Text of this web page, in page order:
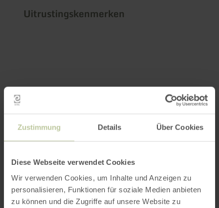
Zustimmung Details Über Cookies
Diese Webseite verwendet Cookies
Wir verwenden Cookies, um Inhalte und Anzeigen zu
personalisieren, Funktionen für soziale Medien anbieten
zu können und die Zugriffe auf unsere Website zu
Uitrustingskenmerken